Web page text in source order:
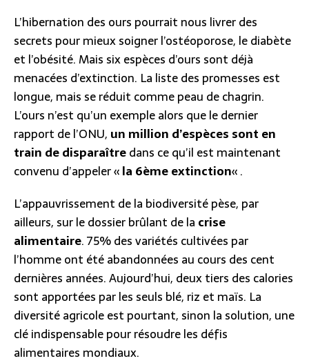
L’hibernation des ours pourrait nous livrer des
secrets pour mieux soigner l’ostéoporose, le diabète
et l’obésité. Mais six espèces d’ours sont déjà
menacées d’extinction. La liste des promesses est
longue, mais se réduit comme peau de chagrin.
L’ours n’est qu’un exemple alors que le dernier
rapport de l’ONU, un million d’espèces sont en
train de disparaîtredans ce qu’il est maintenant
convenu d’appeler «la 6ème extinction« .
L’appauvrissement de la biodiversité pèse, par
ailleurs, sur le dossier brûlant de la crise
alimentaire. 75% des variétés cultivées par
l’homme ont été abandonnées au cours des cent
dernières années. Aujourd’hui, deux tiers des calories
sont apportées par les seuls blé, riz et maïs. La
diversité agricole est pourtant, sinon la solution, une
clé indispensable pour résoudre les défis
alimentaires mondiaux.